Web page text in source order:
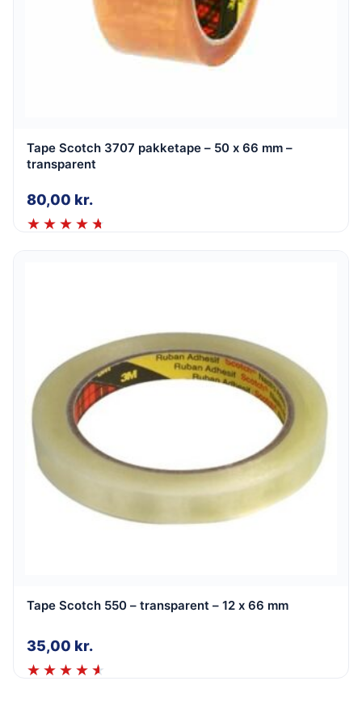
Tape Scotch 3707 pakketape – 50 x 66 mm –
transparent
80,00 kr.
Tape Scotch 550 – transparent – 12 x 66 mm
35,00 kr.